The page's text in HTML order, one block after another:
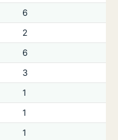
6
2
6
3
1
1
1